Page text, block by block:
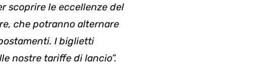
scoprire le eccellenze del
che potranno alternare
I biglietti
nostre tariffe di lancio”.